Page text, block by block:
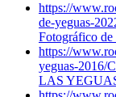
https://
de-yeguas-
Fotográfico de
https://
yeguas-2016/
LAS